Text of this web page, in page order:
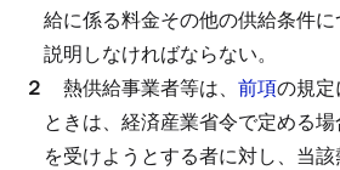
給に係る料金その他の供給条件
説明しなければならない。
２ 熱供給事業者等は、 前項の規
ときは、経済産業省令で定める
を受けようとする者に対し、当